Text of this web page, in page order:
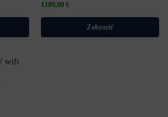
1189,00 €
Zobraziť